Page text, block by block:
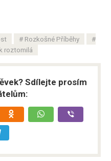
Rozkošné Příběhy
roztomilá
Sdílejte prosím